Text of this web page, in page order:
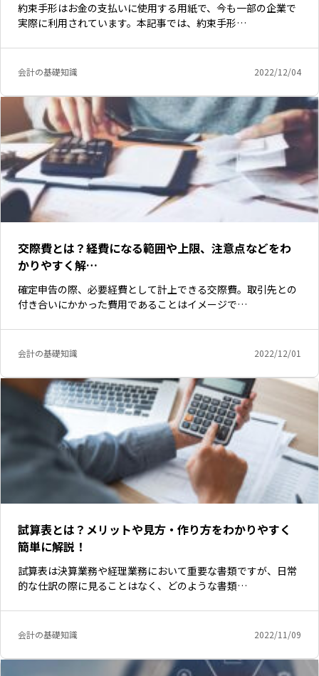
約束手形はお金の支払いに使用する用紙で、今も一部の企業で
実際に利用されています。本記事では、約束手形…
会計の基礎知識 2022/12/04
交際費とは？経費になる範囲や上限、注意点などをわ
かりやすく解…
確定申告の際、必要経費として計上できる交際費。取引先との
付き合いにかかった費用であることはイメージで…
会計の基礎知識 2022/12/01
試算表とは？メリットや見方・作り方をわかりやすく
簡単に解説！
試算表は決算業務や経理業務において重要な書類ですが、日常
的な仕訳の際に見ることはなく、どのような書類…
会計の基礎知識 2022/11/09